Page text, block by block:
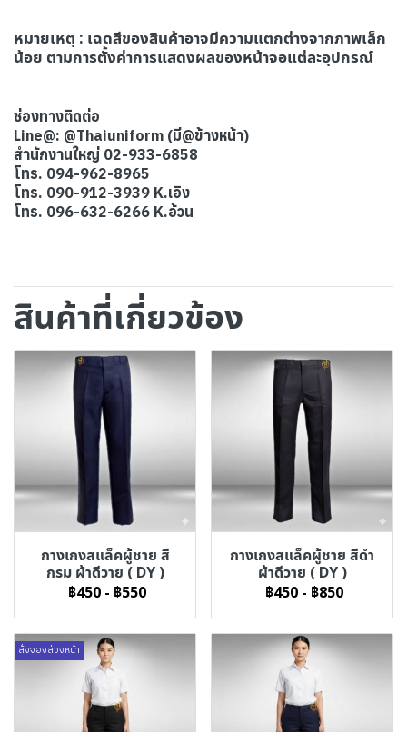
หมายเหตุ : เฉดสีของสินค้าอาจมีความแตกต่างจากภาพเล็ก
น้อย ตามการตั้งค่าการแสดงผลของหน้าจอแต่ละอุปกรณ์
ช่องทางติดต่อ
Line@: @Thaiuniform (มี@ข้างหน้า)
สำนักงานใหญ่ 02-933-6858
โทร. 094-962-8965
โทร. 090-912-3939 K.เอิง
โทร. 096-632-6266 K.อ้วน
สินค้าที่เกี่ยวข้อง
กางเกงสแล็คผู้ชาย สี
กรม ผ้าดีวาย ( DY )
฿450 - ฿550
กางเกงสแล็คผู้ชาย สีดำ
ผ้าดีวาย ( DY )
฿450 - ฿850
สั่งจองล่วงหน้า